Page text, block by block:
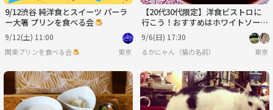
9/12渋谷 純洋食とスイーツ パーラ
ー大箸 プリンを食べる会🍮
9/12(土) 11:00
関東プリンを食べる会🍮 東京
【20代30代限定】洋食ビストロに
行こう！おすすめはホワイトソース
のロールキャベツ🦊🦊
9/6(日) 17:30
るかにゃん（猫の名前） 東京